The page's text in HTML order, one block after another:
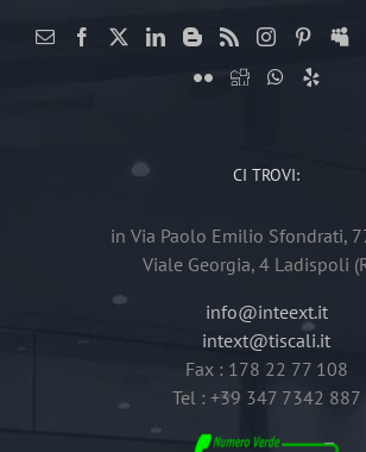
CI TROVI:
in Via Paolo Emilio Sfondrati,
Viale Georgia, 4 Ladispoli
info@inteext.it
intext@tiscali.it
Fax : 178 22 77 108
Tel : +39 347 7342 887